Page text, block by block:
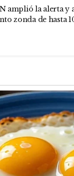
amplió la alerta y
zonda de hasta